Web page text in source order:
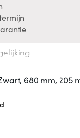
680 mm, 205